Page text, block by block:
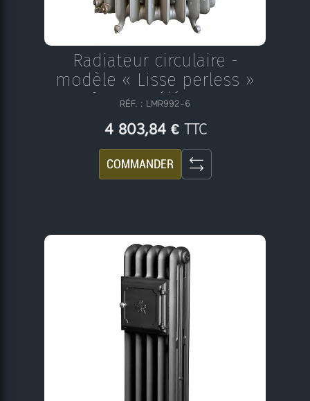
Radiateur circulaire -
modèle « Lisse perless »
N°26 - 24 éléments
RÉF. : LMR992-6
4 803,84 € TTC
COMMANDER